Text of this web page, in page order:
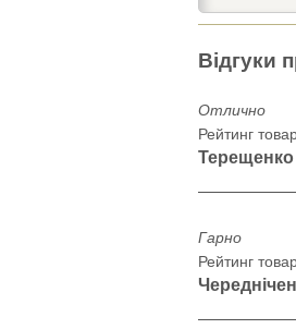
Відгуки
Отлично
Рейтинг
Гарно
Рейтинг